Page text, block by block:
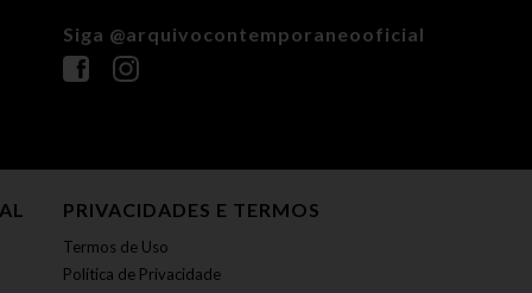
Siga @arquivocontemporaneooficial
PRIVACIDADES E TERMOS
Termos de Uso
Política de Privacidade